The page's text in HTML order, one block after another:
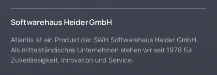
Softwarehaus Heider GmbH
Atlantis ist ein Produkt der SWH Softwarehaus Heider GmbH.
Als mittelständisches Unternehmen stehen wir seit 1978 für
Zuverlässigkeit, Innovation und Service.